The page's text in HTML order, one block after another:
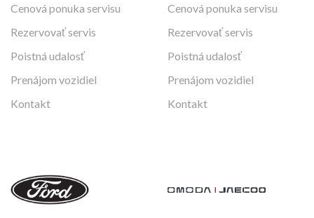
Cenová ponuka servisu
Rezervovať servis
Poistná udalosť
Prenájom vozidiel
Kontakt
Cenová ponuka servisu
Rezervovať servis
Poistná udalosť
Prenájom vozidiel
Kontakt